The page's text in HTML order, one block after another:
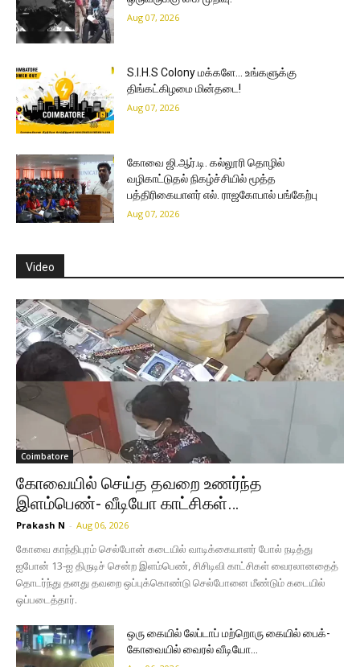
Aug 07, 2026
S.I.H.S Colony மக்களே… உங்களுக்கு
திங்கட்கிழமை மின்தடை!
Aug 07, 2026
கோவை ஜி.ஆர்.டி. கல்லூரி தொழில்
வழிகாட்டுதல் நிகழ்ச்சியில் மூத்த
பத்திரிகையாளர் எல். ராஜகோபால் பங்கேற்பு
Aug 07, 2026
Video
Coimbatore
கோவையில் செய்த தவறை உணர்ந்த
இளம்பெண்- வீடியோ காட்சிகள்…
Prakash N - Aug 06, 2026
கோவை காந்திபுரம் செல்போன் கடையில் வாடிக்கையாளர் போல் நடித்து
ஐபோன் 13-ஐ திருடிச் சென்ற இளம்பெண், சிசிடிவி காட்சிகள் வைரலானதைத்
தொடர்ந்து தனது தவறை ஒப்புக்கொண்டு செல்போனை மீண்டும் கடையில்
ஒப்படைத்தார்.
ஒரு கையில் லேப்டாப் மற்றொரு கையில் பைக்-
கோவையில் வைரல் வீடியோ…